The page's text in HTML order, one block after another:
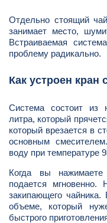
Отдельно стоящий
занимает место,
Встраиваемая
проблему радикально.
Как устроен кран
Система состоит из
литра, который
который врезается в
основным
воду при температуре
Когда вы
подается мгновенно.
закипающего
объеме, который
быстрого